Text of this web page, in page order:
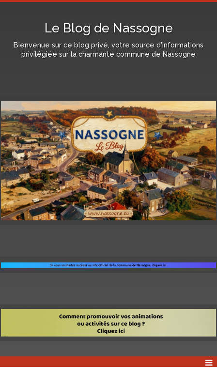
Le Blog de Nassogne
Bienvenue sur ce blog privé, votre source d'informations
privilégiée sur la charmante commune de Nassogne